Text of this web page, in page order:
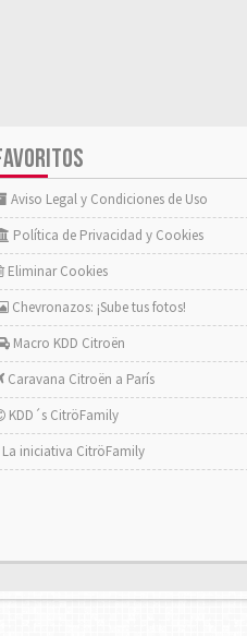
Aviso Legal y Condiciones de Uso
Política de Privacidad y Cookies
Eliminar Cookies
Chevronazos: ¡Sube tus fotos!
Macro KDD Citroën
Caravana Citroën a París
KDD´s CitröFamily
La iniciativa CitröFamily